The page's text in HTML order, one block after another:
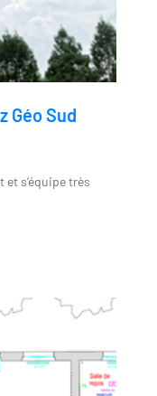
Géo Sud
et s’équipe très